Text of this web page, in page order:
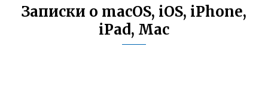
Записки о macOS, iOS, iPhone,
iPad, Mac